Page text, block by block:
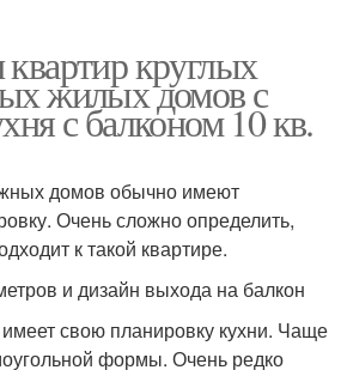
круглых
жилых домов с
с балконом 10 кв.
домов обычно имеют
Очень сложно определить,
к такой квартире.
и дизайн выхода на балкон
свою планировку кухни. Чаще
формы. Очень редко